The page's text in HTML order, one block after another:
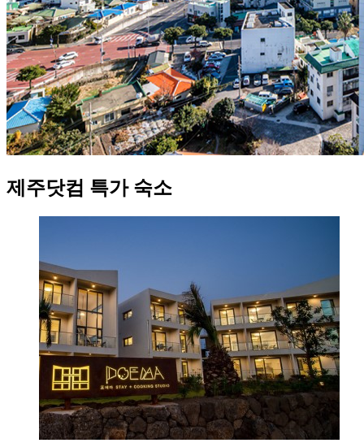
제주닷컴 특가 숙소